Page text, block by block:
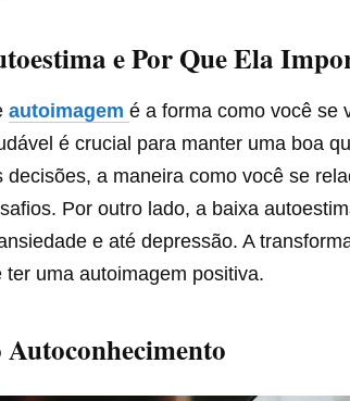
e Por Que Ela
autoimagem é a forma como você se
é crucial para manter uma boa
decisões, a maneira como você se
Por outro lado, a baixa
e até depressão. A
ter uma autoimagem positiva.
Autoconhecimento